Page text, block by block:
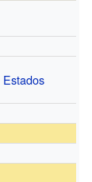
Estados